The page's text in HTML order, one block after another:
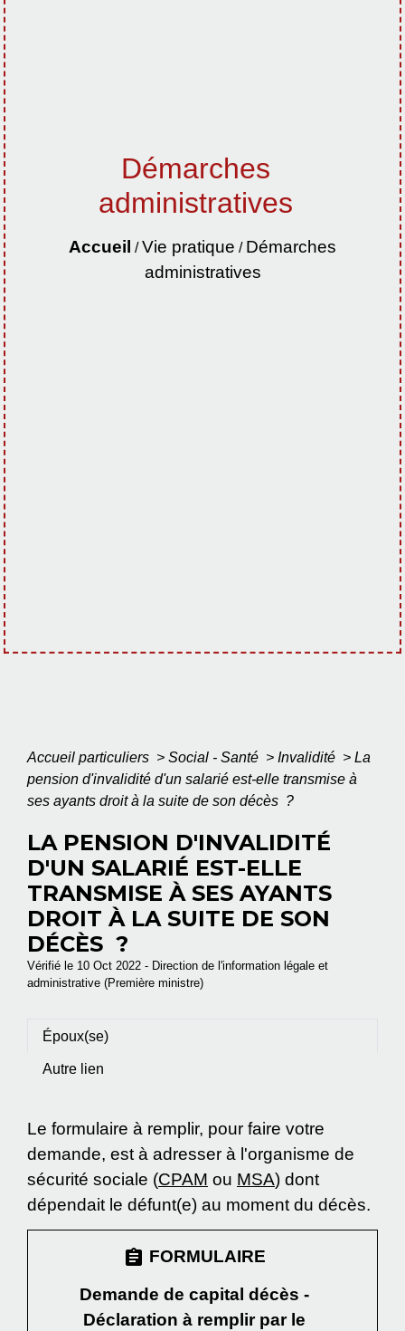
Démarches
administratives
Accueil /Vie pratique / Démarches
administratives
Accueil particuliers > Social - Santé > Invalidité > La
pension d'invalidité d'un salarié est-elle transmise à
ses ayants droit à la suite de son décès ?
LA PENSION D'INVALIDITÉ
D'UN SALARIÉ EST-ELLE
TRANSMISE À SES AYANTS
DROIT À LA SUITE DE SON
DÉCÈS ?
Vérifié le 10 Oct 2022 - Direction de l'information légale et
administrative (Première ministre)
Époux(se)
Autre lien
Le formulaire à remplir, pour faire votre
demande, est à adresser à l'organisme de
sécurité sociale (CPAM ou MSA) dont
dépendait le défunt(e) au moment du décès.
assignment FORMULAIRE
Demande de capital décès -
Déclaration à remplir par le